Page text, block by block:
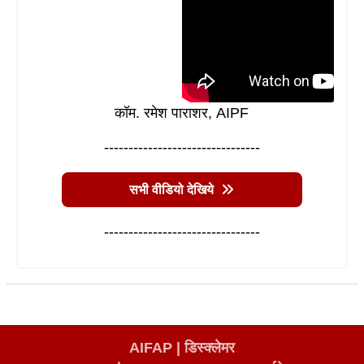
कॉम. रमेश पाराशर, AIPF
--------------------------------
सभी वीडियो देखिये
--------------------------------
AIFAP |डिस्क्लेमर